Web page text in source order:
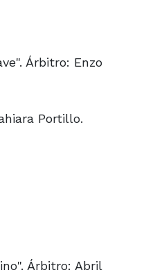
Árbitro: Enzo
Portillo.
Árbitro: Abril